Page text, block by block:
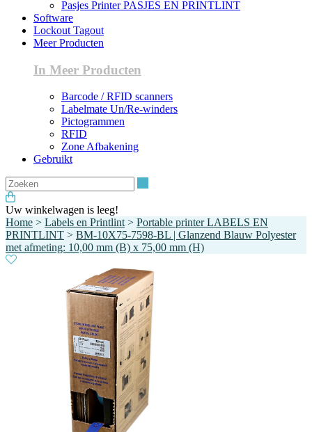
Pasjes Printer PASJES EN PRINTLINT
Software
Lockout Tagout
Meer Producten
In Meer Producten
Barcode / RFID scanners
Labelmate Un/Re-winders
Pictogrammen
RFID
Zone Afbakening
Gebruikt
Uw winkelwagen is leeg!
Home > Labels en Printlint > Portable printer LABELS EN
PRINTLINT > BM-10X75-7598-BL | Glanzend Blauw Polyester
met afmeting: 10,00 mm (B) x 75,00 mm (H)